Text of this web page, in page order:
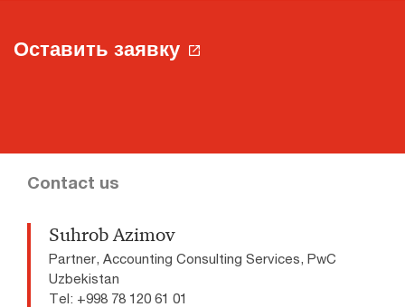
Оставить заявку
Contact us
Suhrob Azimov
Partner, Accounting Consulting Services, PwC
Uzbekistan
Tel: +998 78 120 61 01